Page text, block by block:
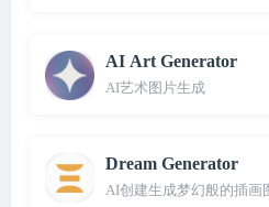
AI Art Generator
AI艺术图片生成
Dream Generator
AI创建生成梦幻般的插画